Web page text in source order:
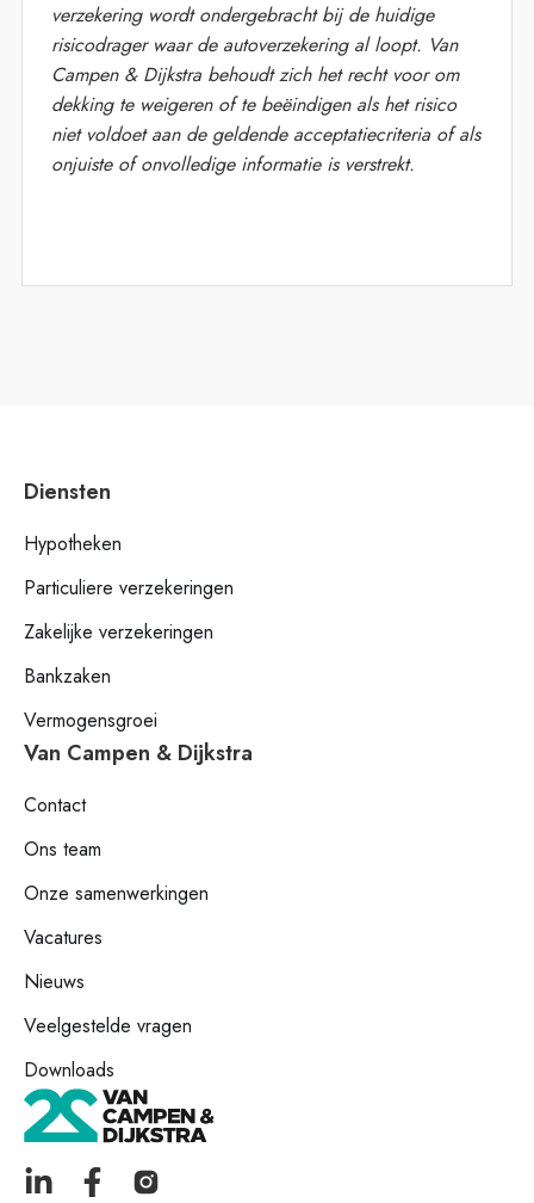
verzekering wordt ondergebracht bij de huidige
risicodrager waar de autoverzekering al loopt. Van
Campen & Dijkstra behoudt zich het recht voor om
dekking te weigeren of te beëindigen als het risico
niet voldoet aan de geldende acceptatiecriteria of als
onjuiste of onvolledige informatie is verstrekt.
Diensten
Hypotheken
Particuliere verzekeringen
Zakelijke verzekeringen
Bankzaken
Vermogensgroei
Van Campen & Dijkstra
Contact
Ons team
Onze samenwerkingen
Vacatures
Nieuws
Veelgestelde vragen
Downloads